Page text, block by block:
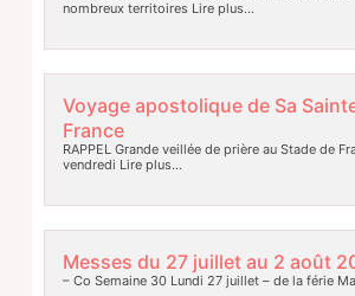
nombreux territoires Lire plus…
Voyage apostolique de Sa
France
RAPPEL Grande veillée de prière au Stade de
vendredi Lire plus…
Messes du 27 juillet au 2 août
– Co Semaine 30 Lundi 27 juillet – de la férie